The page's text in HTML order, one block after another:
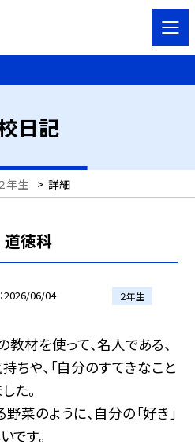
日記
年生 > 詳細
道徳科
2026/06/04 ２年生
教材を使って、名人である、
ちや、「自分のすてきなこと
た。
菜のように、自分の「好き」
です。